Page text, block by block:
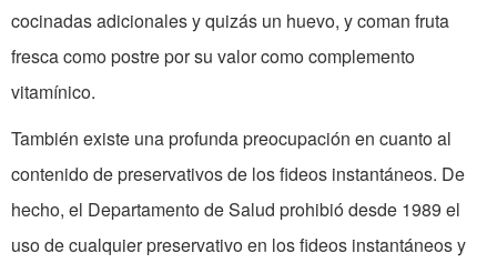
cocinadas adicionales y quizás un huevo, y coman fruta
fresca como postre por su valor como complemento
vitamínico.
También existe una profunda preocupación en cuanto al
contenido de preservativos de los fideos instantáneos. De
hecho, el Departamento de Salud prohibió desde 1989 el
uso de cualquier preservativo en los fideos instantáneos y